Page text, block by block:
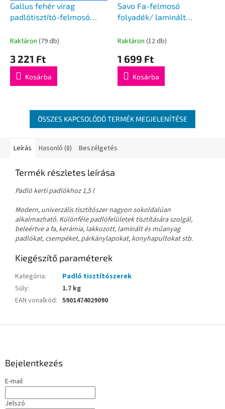
Gallus fehér virag
padlótisztító-felmosó
Raktáron (79 db)
3 221 Ft
Kosárba
Savo Fa-felmosó
folyadék/ laminált
Raktáron (12 db)
1 699 Ft
Kosárba
ÖSSZES KAPCSOLÓDÓ TERMÉK MEGJELENÍTÉSE
Leírás Hasonló (8) Beszélgetés
Termék részletes leírása
Padló kerti padlókhoz 1,5 l
Modern, univerzális tisztítószer nagyon sokoldalúan
alkalmazható. Különféle padlófelületek tisztítására szolgál,
beleértve a fa, kerámia, lakkozott, laminált és műanyag
padlókat, csempéket, párkánylapokat, konyhapultokat stb.
Kiegészítő paraméterek
Kategória:
Padló tisztítószerek
Súly:
1.7 kg
EAN vonalkód: 5901474029090
Bejelentkezés
E-mail
Jelszó